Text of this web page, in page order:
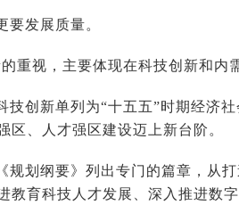
要发展质量。
重视，主要体现在科技创新和内
技创新单列为“十五五”时期经济
区、人才强区建设迈上新台阶。
规划纲要》列出专门的篇章，从
教育科技人才发展、深入推进数